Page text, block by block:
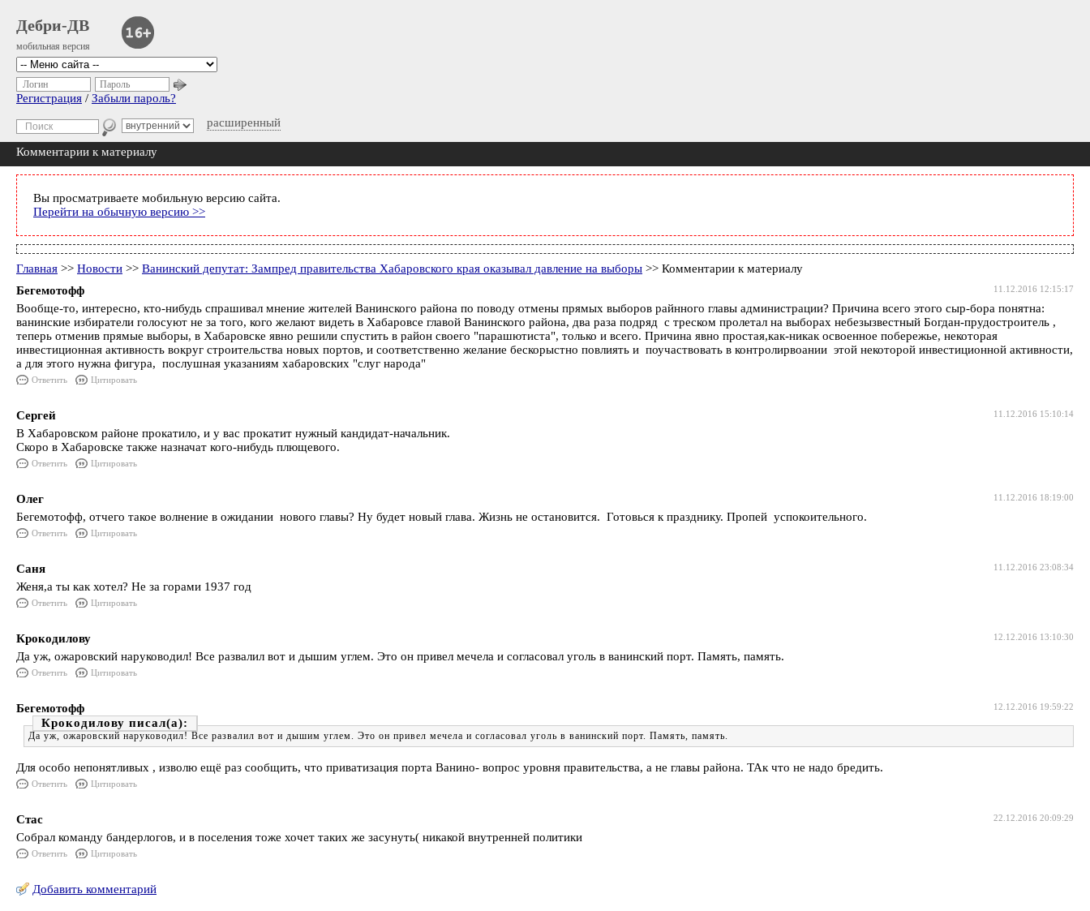
Дебри-ДВ
мобильная версия
расширенный
Логин Пароль
Регистрация / Забыли пароль?
Комментарии к материалу
Вы просматриваете мобильную версию сайта.
Перейти на обычную версию >>
Главная >> Новости >> Ванинский депутат: Зампред правительства Хабаровского края оказывал давление на выборы >> Комментарии к материалу
11.12.2016 12:15:17
Бегемотофф
Вообще-то, интересно, кто-нибудь спрашивал мнение жителей Ванинского района по поводу отмены прямых выборов райнного главы администрации? Причина всего этого сыр-бора понятна:
ванинские избиратели голосуют не за того, кого желают видеть в Хабаровсе главой Ванинского района, два раза подряд с треском пролетал на выборах небезызвестный Богдан-прудостроитель ,
теперь отменив прямые выборы, в Хабаровске явно решили спустить в район своего "парашютиста", только и всего. Причина явно простая,как-никак освоенное побережье, некоторая
инвестиционная активность вокруг строительства новых портов, и соответственно желание бескорыстно повлиять и поучаствовать в контролирвоании этой некоторой инвестиционной активности,
а для этого нужна фигура, послушная указаниям хабаровских "слуг народа"
Ответить Цитировать
11.12.2016 15:10:14
Сергей
В Хабаровском районе прокатило, и у вас прокатит нужный кандидат-начальник.
Скоро в Хабаровске также назначат кого-нибудь плющевого.
Ответить Цитировать
11.12.2016 18:19:00
Олег
Бегемотофф, отчего такое волнение в ожидании нового главы? Ну будет новый глава. Жизнь не остановится. Готовься к празднику. Пропей успокоительного.
Ответить Цитировать
11.12.2016 23:08:34
Саня
Женя,а ты как хотел? Не за горами 1937 год
Ответить Цитировать
12.12.2016 13:10:30
Крокодилову
Да уж, ожаровский наруководил! Все развалил вот и дышим углем. Это он привел мечела и согласовал уголь в ванинский порт. Память, память.
Ответить Цитировать
12.12.2016 19:59:22
Бегемотофф
Крокодилову
Да уж, ожаровский наруководил! Все развалил вот и дышим углем. Это он привел мечела и согласовал уголь в ванинский порт. Память, память.
Для особо непонятливых , изволю ещё раз сообщить, что приватизация порта Ванино- вопрос уровня правительства, а не главы района. ТАк что не надо бредить.
Ответить Цитировать
22.12.2016 20:09:29
Стас
Собрал команду бандерлогов, и в поселения тоже хочет таких же засунуть( никакой внутренней политики
Ответить Цитировать
Добавить комментарий